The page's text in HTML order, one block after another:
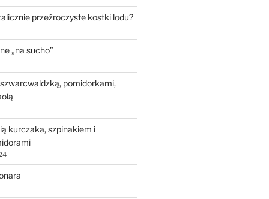
przeźroczyste kostki lodu?
„na sucho”
pomidorkami,
kurczaka, szpinakiem i